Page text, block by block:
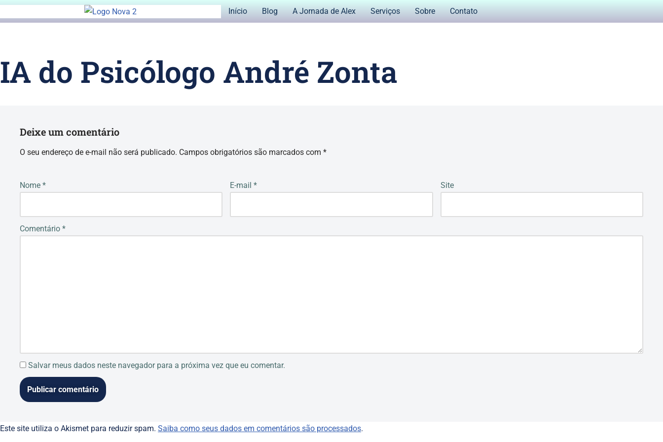
conteúdo
Início Blog A Jornada de Alex Serviços Sobre Contato
IA do Psicólogo André Zonta
Deixe um comentário
O seu endereço de e-mail não será publicado. Campos obrigatórios são marcados com *
Nome * E-mail* Site
Comentário *
Salvar meus dados neste navegador para a próxima vez que eu comentar.
Este site utiliza o Akismet para reduzir spam. Saiba como seus dados em comentários são processados.